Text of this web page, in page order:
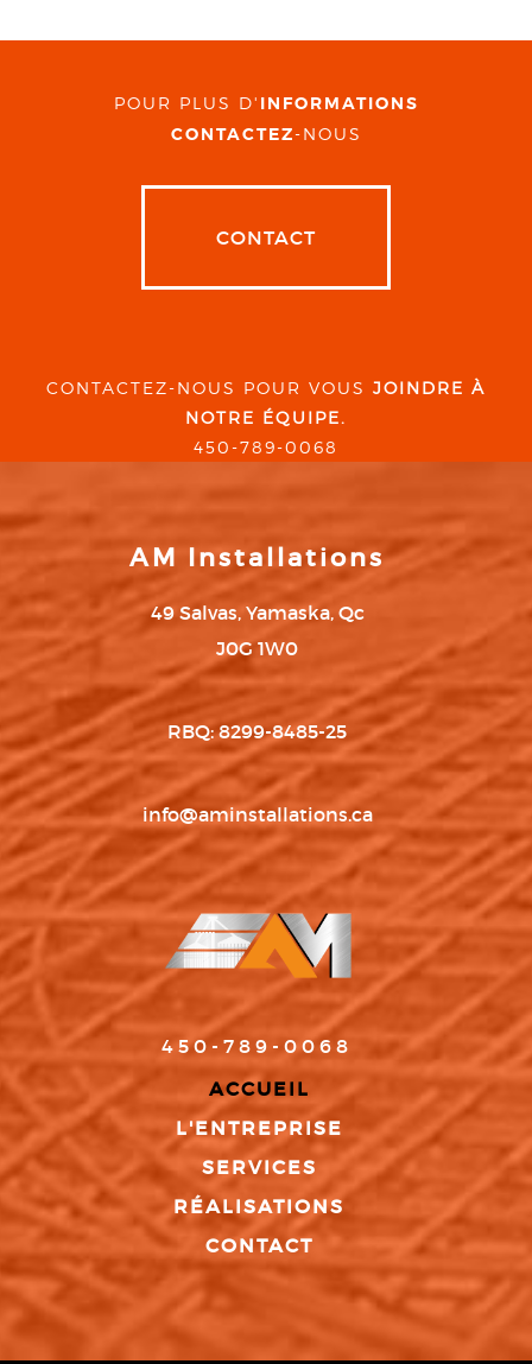
POUR PLUS D' INFORMATIONS
CONTACTEZ-NOUS
CONTACT
CONTACTEZ-NOUS POUR VOUS JOINDRE À
NOTRE ÉQUIPE.
450-789-0068
AM Installations
49 Salvas, Yamaska, Qc
J0G 1W0
RBQ: 8299-8485-25
info@aminstallations.ca
450-789-0068
ACCUEIL
L'ENTREPRISE
SERVICES
RÉALISATIONS
CONTACT